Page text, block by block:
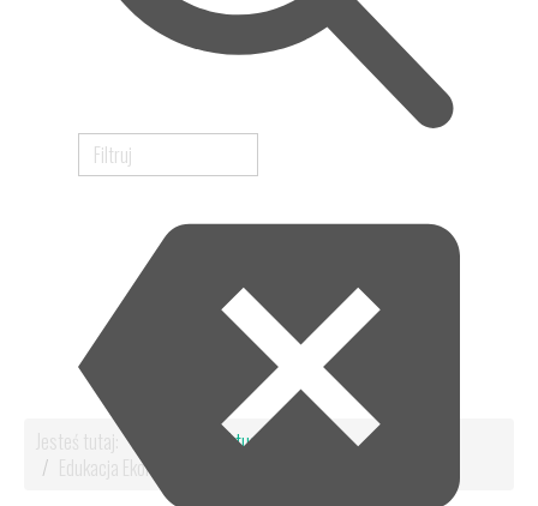
Jesteś tutaj:
Aktualności
Edukacja Ekologiczna na Kryształowym Weekendzie